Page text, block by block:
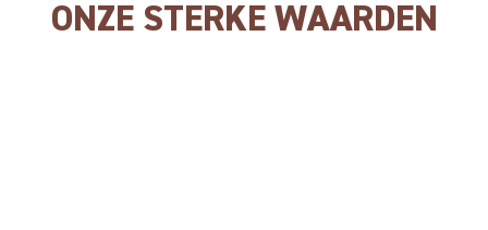
ONZE STERKE WAARDEN